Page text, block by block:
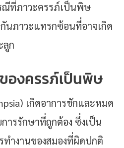
ที่ภาวะครรภ์เป็นพิษ
นภาวะแทรกซ้อนที่อาจเกิด
ลูก
องครรภ์เป็นพิษ
เกิดอาการชักและหมด
ารรักษาที่ถูกต้อง ซึ่งเป็น
ำงานของสมองที่ผิดปกติ